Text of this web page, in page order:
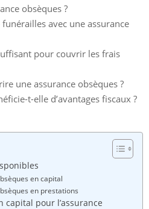
obsèques ?
avec une assurance
pour couvrir les frais
une assurance obsèques ?
t-elle d’avantages fiscaux ?
en capital
en prestations
capital pour l’assurance